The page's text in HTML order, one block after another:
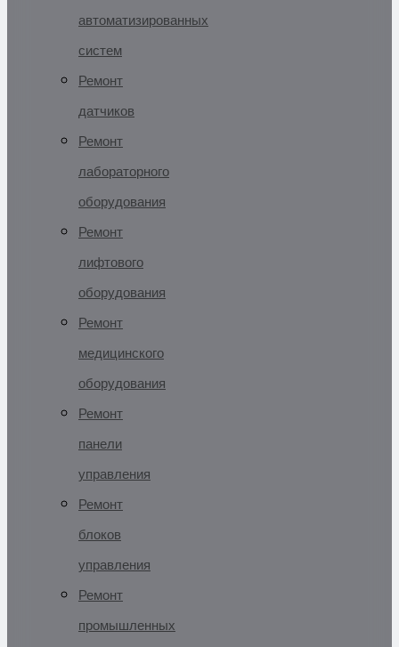
автоматизированных
систем
Ремонт
датчиков
Ремонт
лабораторного
оборудования
Ремонт
лифтового
оборудования
Ремонт
медицинского
оборудования
Ремонт
панели
управления
Ремонт
блоков
управления
Ремонт
промышленных